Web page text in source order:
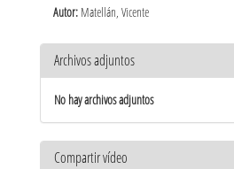
Autor: Matellán, Vicente
Archivos adjuntos
No hay archivos adjuntos
Compartir vídeo